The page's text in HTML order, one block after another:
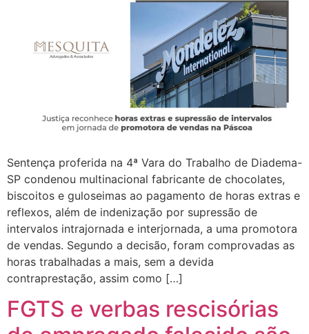
Sentença proferida na 4ª Vara do Trabalho de Diadema-
SP condenou multinacional fabricante de chocolates,
biscoitos e guloseimas ao pagamento de horas extras e
reflexos, além de indenização por supressão de
intervalos intrajornada e interjornada, a uma promotora
de vendas. Segundo a decisão, foram comprovadas as
horas trabalhadas a mais, sem a devida
contraprestação, assim como […]
FGTS e verbas rescisórias